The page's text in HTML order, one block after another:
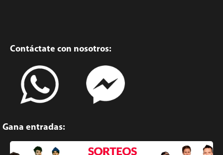
Contáctate con nosotros:
Gana entradas: